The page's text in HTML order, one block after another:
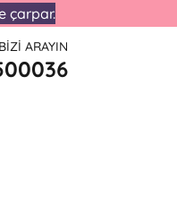
çarpar.
BIZI ARAYIN